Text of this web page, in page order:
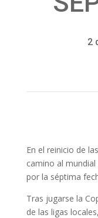
2
En el reinicio de
camino al
por la séptima
Tras jugarse la
de las ligas